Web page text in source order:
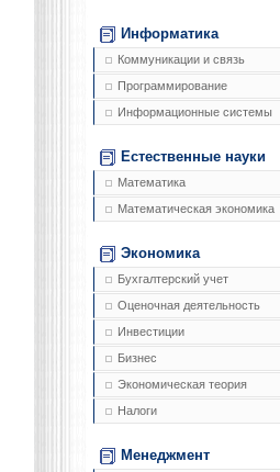
Информатика
Коммуникации и связь
Программирование
Информационные системы
Естественные науки
Математика
Математическая экономика
Экономика
Бухгалтерский учет
Оценочная деятельность
Инвестиции
Бизнес
Экономическая теория
Налоги
Менеджмент